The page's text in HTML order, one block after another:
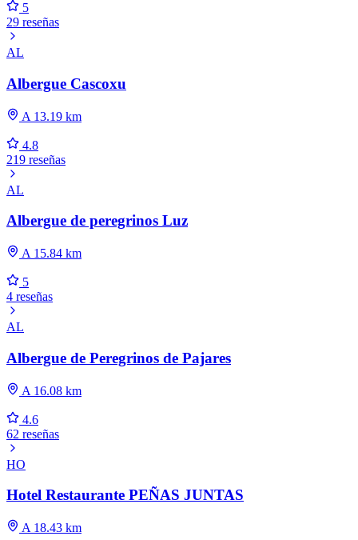
5
29 reseñas
AL
Albergue Cascoxu
A 13.19 km
4.8
219 reseñas
AL
Albergue de peregrinos Luz
A 15.84 km
5
4 reseñas
AL
Albergue de Peregrinos de Pajares
A 16.08 km
4.6
62 reseñas
HO
Hotel Restaurante PEÑAS JUNTAS
A 18.43 km